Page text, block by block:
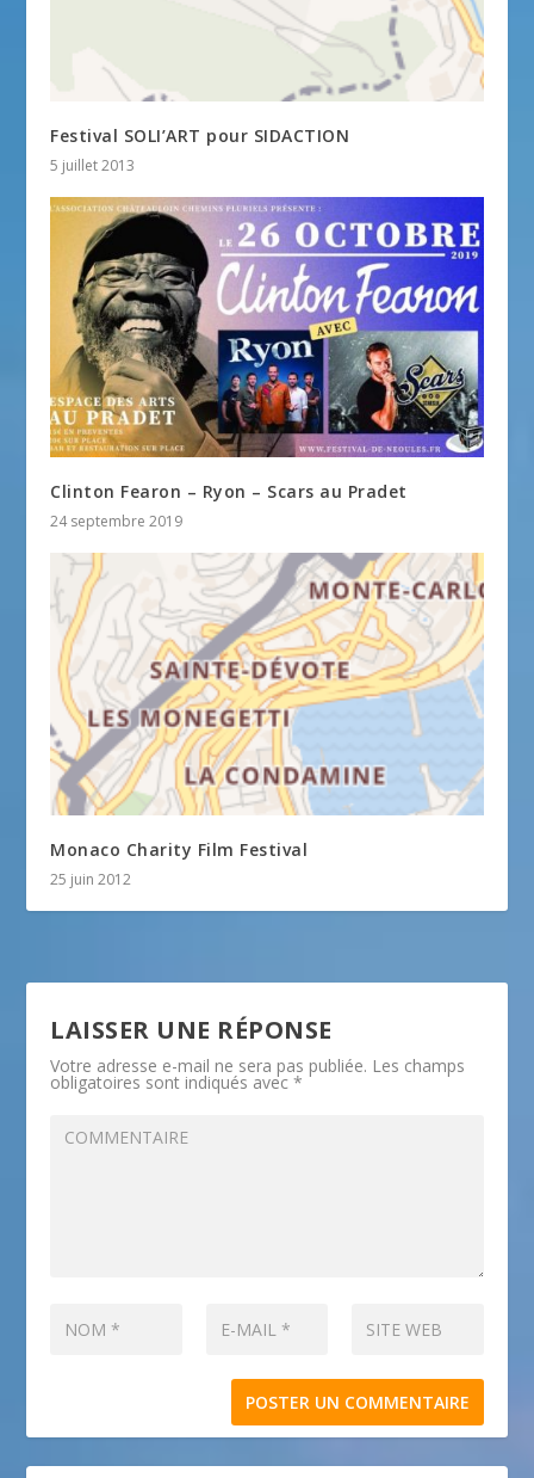
Festival SOLI’ART pour SIDACTION
5 juillet 2013
Clinton Fearon – Ryon – Scars au Pradet
24 septembre 2019
Monaco Charity Film Festival
25 juin 2012
LAISSER UNE RÉPONSE
Votre adresse e-mail ne sera pas publiée. Les champs
obligatoires sont indiqués avec*